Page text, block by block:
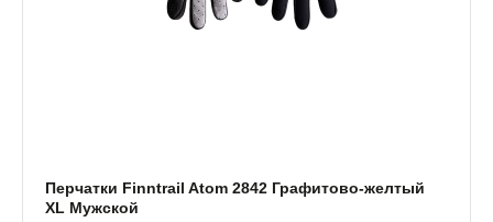
Перчатки Finntrail Atom 2842 Графитово-желтый
XL Мужской